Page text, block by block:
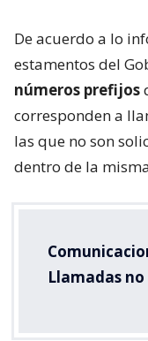
De acuerdo a lo
estamentos del
números prefijos
corresponden a
las que no son
dentro de la
Llamadas